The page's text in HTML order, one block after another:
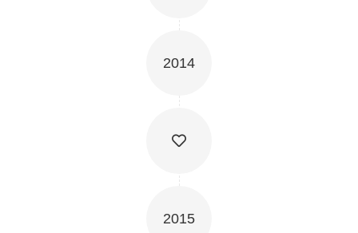
2014
2015